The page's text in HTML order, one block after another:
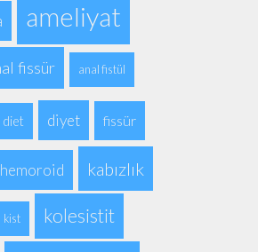
ameliyat
fissür anal fistül
diet diyet fissür
hemoroid kabızlık
kist kolesistit